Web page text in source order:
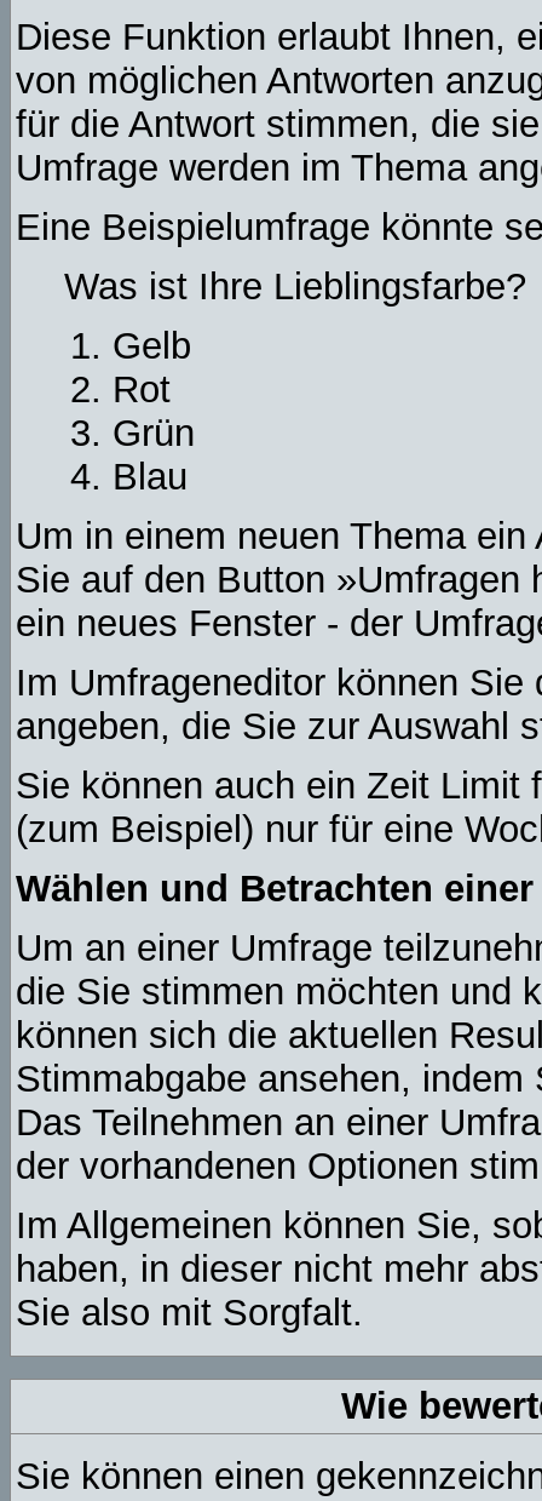
Diese Funktion erlaubt Ihnen,
von möglichen Antworten
für die Antwort stimmen, die
Umfrage werden im Thema
Eine Beispielumfrage könnte
Was ist Ihre Lieblingsfarbe?
Gelb
Rot
Grün
Blau
Um in einem neuen Thema
Sie auf den Button »Umfragen
ein neues Fenster - der
Im Umfrageneditor können
angeben, die Sie zur Auswahl
Sie können auch ein Zeit Limit
(zum Beispiel) nur für eine
Wählen und Betrachten
Um an einer Umfrage
die Sie stimmen möchten und
können sich die aktuellen
Stimmabgabe ansehen,
Das Teilnehmen an einer
der vorhandenen Optionen
Im Allgemeinen können Sie,
haben, in dieser nicht mehr
Sie also mit Sorgfalt.
Wie
Sie können einen